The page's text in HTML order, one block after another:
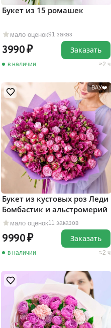
мало оценок91 заказ
Букет из 15 ромашек
3990
в наличии 2 ч
Заказать
ВАУ❤️
мало оценок11 заказов
Букет из кустовых роз Леди
Бомбастик и альстромерий
9990
в наличии 2 ч
Заказать